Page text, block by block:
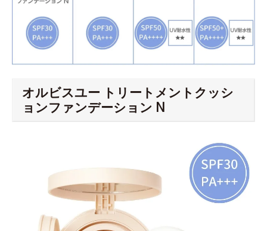
オルビスユー トリートメントクッシ
ョンファンデーション N